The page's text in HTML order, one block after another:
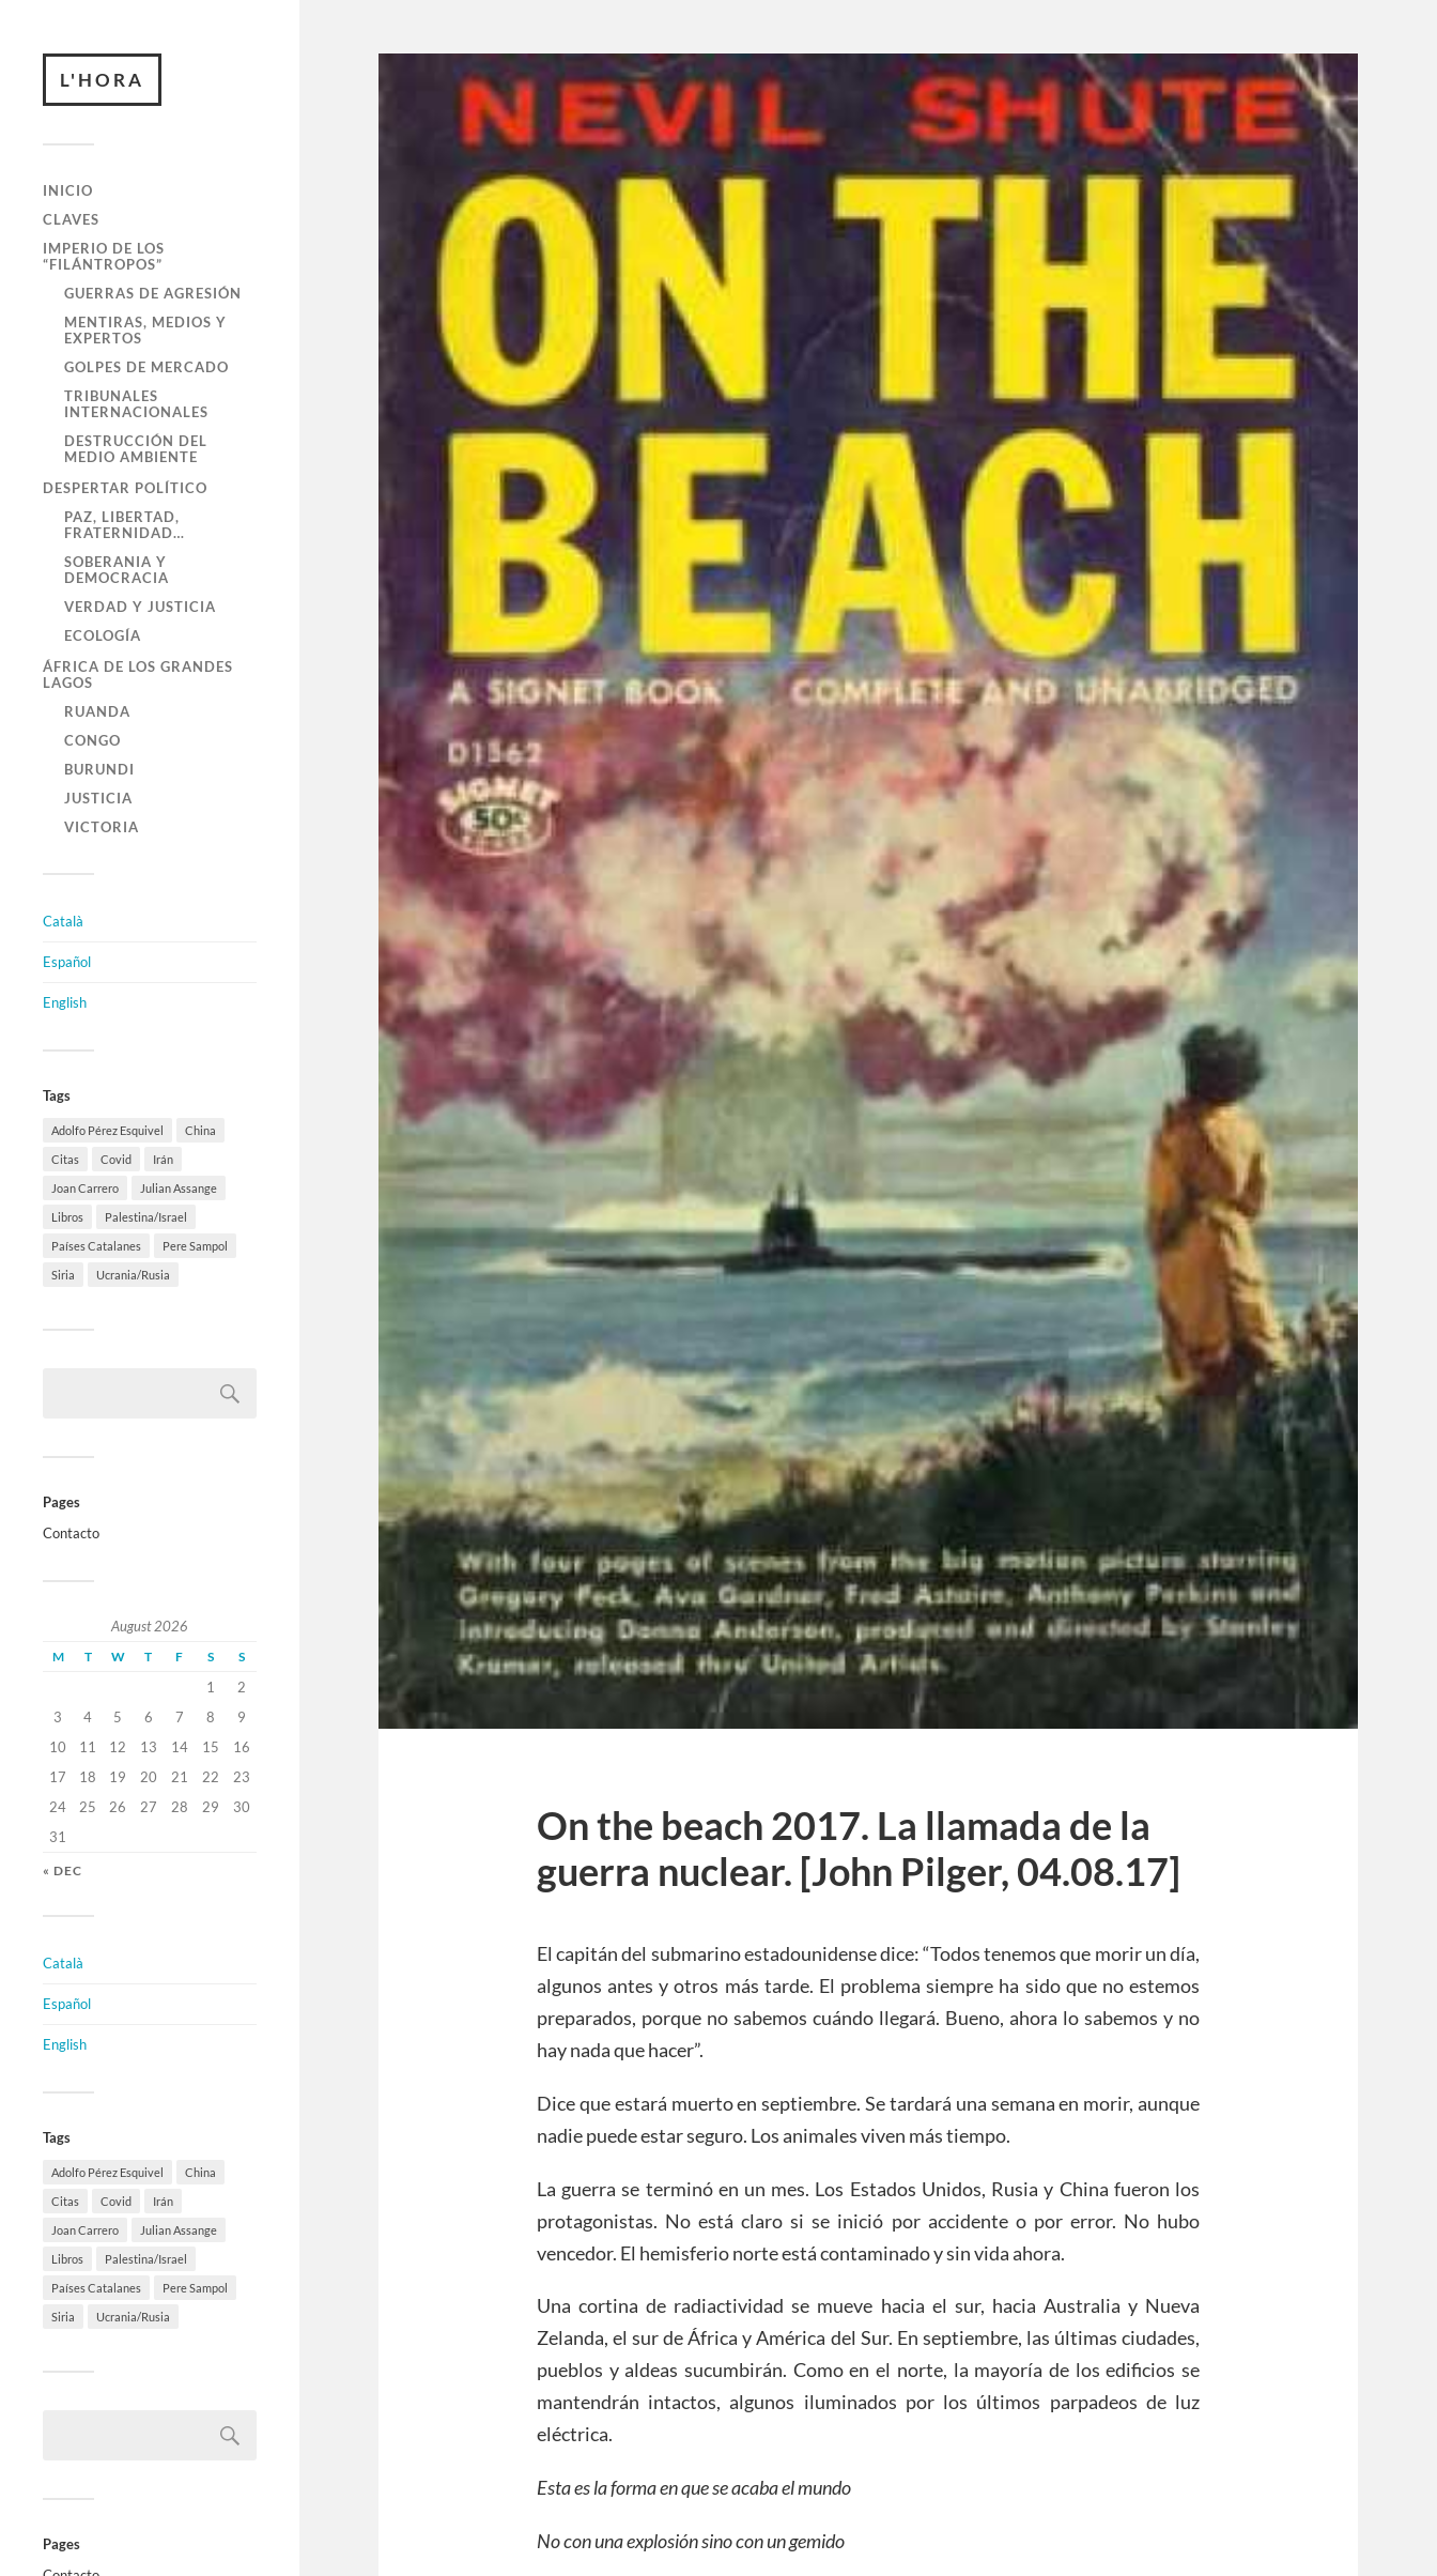
L'HORA
INICIO
CLAVES
IMPERIO DE LOS
“FILÁNTROPOS”
GUERRAS DE AGRESIÓN
MENTIRAS, MEDIOS Y
EXPERTOS
GOLPES DE MERCADO
TRIBUNALES
INTERNACIONALES
DESTRUCCIÓN DEL
MEDIO AMBIENTE
DESPERTAR POLÍTICO
PAZ, LIBERTAD,
FRATERNIDAD…
SOBERANIA Y
DEMOCRACIA
VERDAD Y JUSTICIA
ECOLOGÍA
ÁFRICA DE LOS GRANDES
LAGOS
RUANDA
CONGO
BURUNDI
JUSTICIA
VICTORIA
Català
Español
English
Tags
Adolfo Pérez Esquivel China
Citas Covid Irán
Joan Carrero Julian Assange
Libros Palestina/Israel
Países Catalanes Pere Sampol
Siria Ucrania/Rusia
Pages
Contacto
August 2026
M T W T F S S
1
2
3
4 5 6 7 8
9
10
11 12 13 14 15
16
17
18 19 20 21 22
23
24
25 26 27 28 29
30
31
« DEC
Català
Español
English
Tags
Adolfo Pérez Esquivel China
Citas Covid Irán
Joan Carrero Julian Assange
Libros Palestina/Israel
Países Catalanes Pere Sampol
Siria Ucrania/Rusia
Pages
On the beach 2017. La llamada de la
guerra nuclear. [John Pilger, 04.08.17]
El capitán del submarino estadounidense dice: “Todos tenemos que morir un día,
algunos antes y otros más tarde. El problema siempre ha sido que no estemos
preparados, porque no sabemos cuándo llegará. Bueno, ahora lo sabemos y no
hay nada que hacer”.
Dice que estará muerto en septiembre. Se tardará una semana en morir, aunque
nadie puede estar seguro. Los animales viven más tiempo.
La guerra se terminó en un mes. Los Estados Unidos, Rusia y China fueron los
protagonistas. No está claro si se inició por accidente o por error. No hubo
vencedor. El hemisferio norte está contaminado y sin vida ahora.
Una cortina de radiactividad se mueve hacia el sur, hacia Australia y Nueva
Zelanda, el sur de África y América del Sur. En septiembre, las últimas ciudades,
pueblos y aldeas sucumbirán. Como en el norte, la mayoría de los edificios se
mantendrán intactos, algunos iluminados por los últimos parpadeos de luz
eléctrica.
Esta es la forma en que se acaba el mundo
No con una explosión sino con un gemido